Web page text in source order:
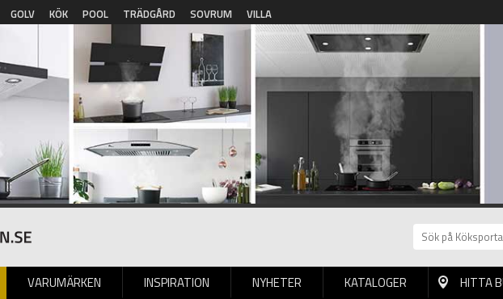
GOLV KÖK POOL TRÄDGÅRD SOVRUM VILLA
VARUMÄRKEN INSPIRATION NYHETER
BILDGALLERI KATALOGER HITTA